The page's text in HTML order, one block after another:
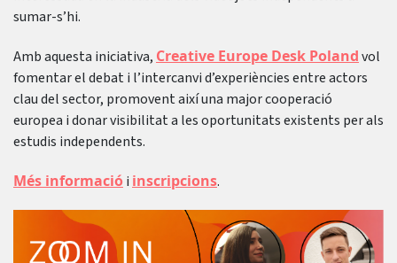
sumar-s’hi.
Amb aquesta iniciativa, Creative Europe Desk Polandvol
fomentar el debat i l’intercanvi d’experiències entre actors
clau del sector, promovent així una major cooperació
europea i donar visibilitat a les oportunitats existents per als
estudis independents.
Més informaciói inscripcions.